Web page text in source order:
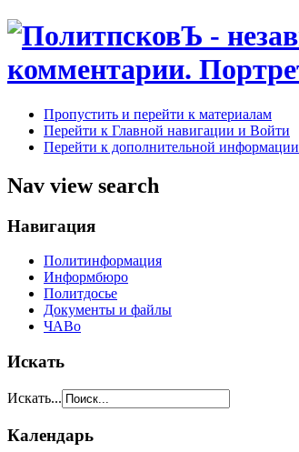
Пропустить и перейти к материалам
Перейти к Главной навигации и Войти
Перейти к дополнительной информации
Nav view search
Навигация
Политинформация
Информбюро
Политдосье
Документы и файлы
ЧАВо
Искать
Искать...
Календарь